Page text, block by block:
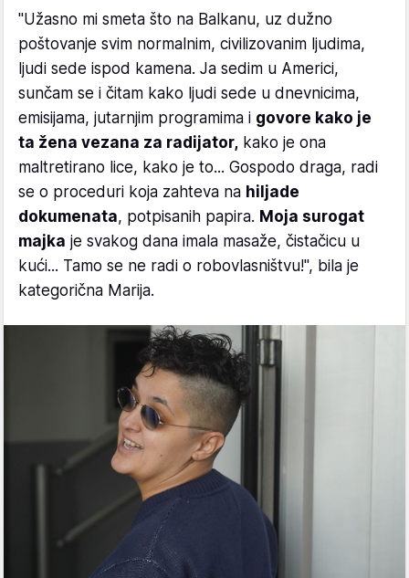
"Užasno mi smeta što na Balkanu, uz dužno
poštovanje svim normalnim, civilizovanim ljudima,
ljudi sede ispod kamena. Ja sedim u Americi,
sunčam se i čitam kako ljudi sede u dnevnicima,
emisijama, jutarnjim programima i govore kako je
ta žena vezana za radijator, kako je ona
maltretirano lice, kako je to... Gospodo draga, radi
se o proceduri koja zahteva na hiljade
dokumenata, potpisanih papira. Moja surogat
majka je svakog dana imala masaže, čistačicu u
kući... Tamo se ne radi o robovlasništvu!", bila je
kategorična Marija.